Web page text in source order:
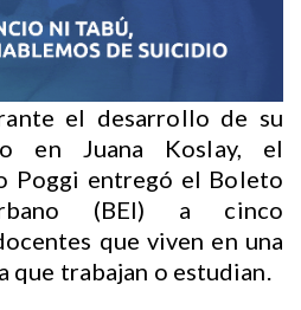
el desarrollo de su
en Juana Koslay, el
Poggi entregó el Boleto
(BEI) a cinco
que viven en una
que trabajan o estudian.